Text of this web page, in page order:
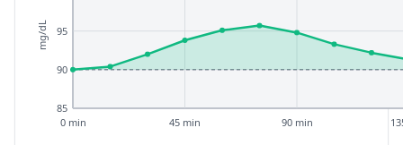
85
90
95
0 min 45 min 90 min
mg/dL